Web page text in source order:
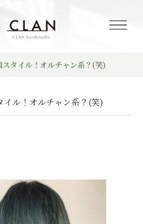
タイル！オルチャン系？(笑)
ル！オルチャン系？(笑)